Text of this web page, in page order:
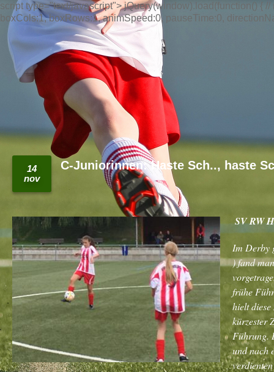
script type="text/javascript"> jQuery(window).load(function() {
boxCols:1, boxRows:1, animSpeed:0, pauseTime:0,
14
nov
C-Juniorinnen: Haste Sch.., haste
SV RW
Im Derby
) fand
frühe
hielt
kürzester
Führung.
und nach